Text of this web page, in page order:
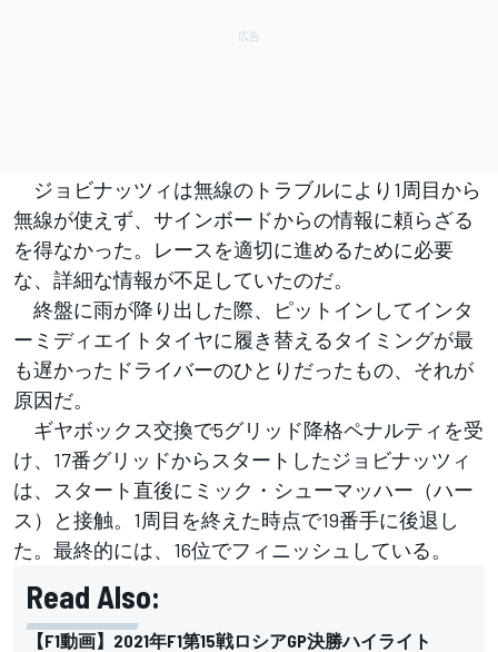
ジョビナッツィは無線のトラブルにより1周目から
無線が使えず、サインボードからの情報に頼らざる
を得なかった。レースを適切に進めるために必要
な、詳細な情報が不足していたのだ。
終盤に雨が降り出した際、ピットインしてインタ
ーミディエイトタイヤに履き替えるタイミングが最
も遅かったドライバーのひとりだったもの、それが
原因だ。
ギヤボックス交換で5グリッド降格ペナルティを受
け、17番グリッドからスタートしたジョビナッツィ
は、スタート直後にミック・シューマッハー（ハー
ス）と接触。1周目を終えた時点で19番手に後退し
た。最終的には、16位でフィニッシュしている。
Read Also:
【F1動画】2021年F1第15戦ロシアGP決勝ハイライト